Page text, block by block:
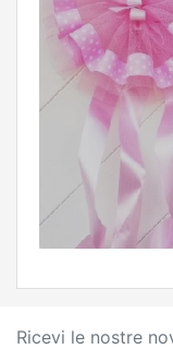
Ricevi le nostre